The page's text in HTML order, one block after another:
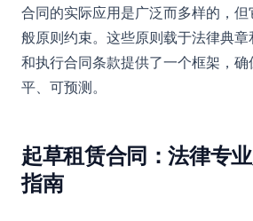
合同的实际应用是广泛而多样的，
般原则约束。这些原则载于法律典
和执行合同条款提供了一个框架，
平、可预测。
起草租赁合同：法律专
指南